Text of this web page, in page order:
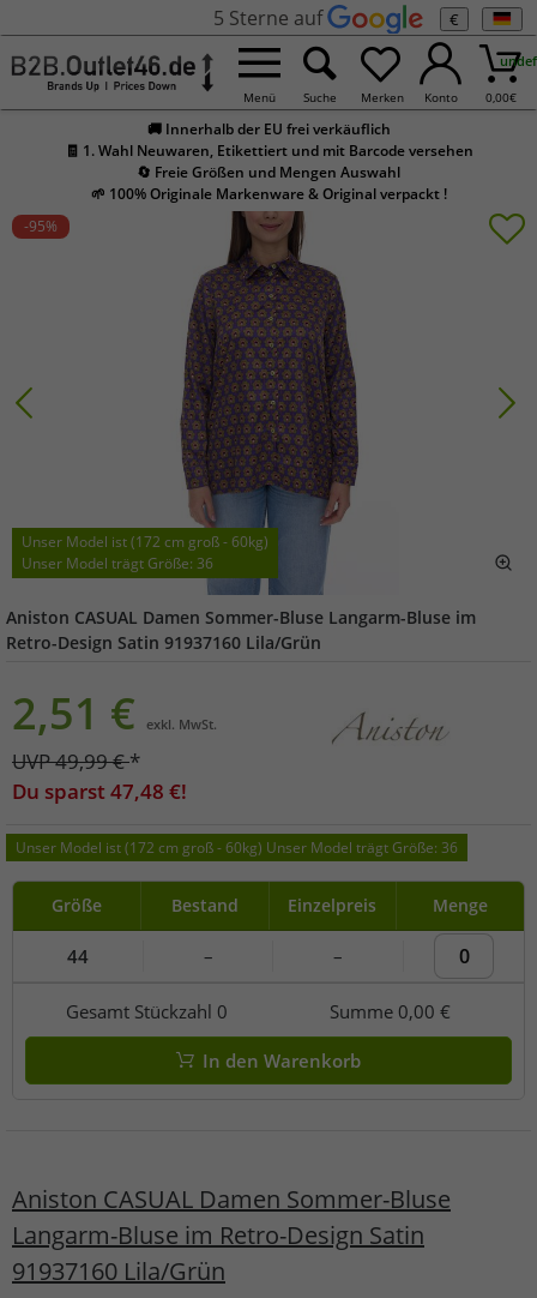
5 Sterne auf €
Menü Suche Merken Konto 0,00€
🚚 Innerhalb der EU frei verkäuflich
🧾 1. Wahl Neuwaren, Etikettiert und mit Barcode versehen
🔄 Freie Größen und Mengen Auswahl
🌱 100% Originale Markenware & Original verpackt !
-95%
Unser Model ist (172 cm groß - 60kg)
Unser Model trägt Größe: 36
Aniston CASUAL Damen Sommer-Bluse Langarm-Bluse im
Retro-Design Satin 91937160 Lila/Grün
2,51 € exkl. MwSt.
UVP49,99€*
Du sparst 47,48 €!
Unser Model ist (172 cm groß - 60kg) Unser Model trägt Größe: 36
Größe Bestand Einzelpreis Menge
44 – –
Gesamt Stückzahl 0 Summe 0,00 €
In den Warenkorb
Aniston CASUAL Damen Sommer-Bluse
Langarm-Bluse im Retro-Design Satin
91937160 Lila/Grün